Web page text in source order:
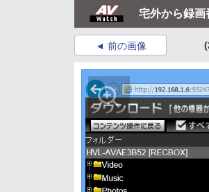
宅外から録
前の画像